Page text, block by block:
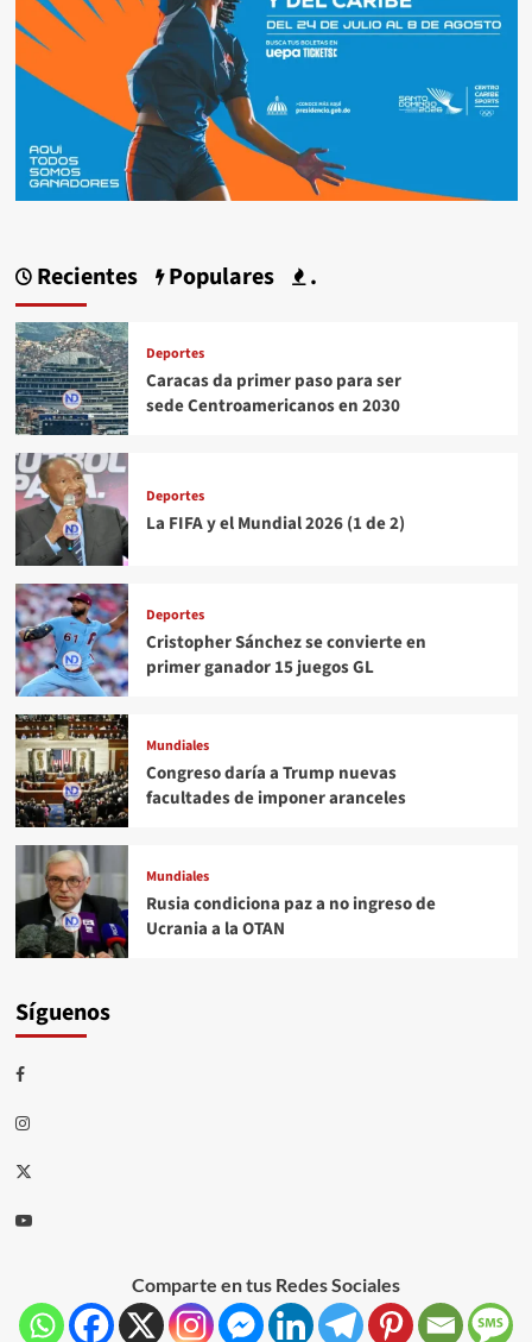
Recientes Populares .
Deportes
Caracas da primer paso para ser
sede Centroamericanos en 2030
Deportes
La FIFA y el Mundial 2026 (1 de 2)
Deportes
Cristopher Sánchez se convierte en
primer ganador 15 juegos GL
Mundiales
Congreso daría a Trump nuevas
facultades de imponer aranceles
Mundiales
Rusia condiciona paz a no ingreso de
Ucrania a la OTAN
Síguenos
Comparte en tus Redes Sociales